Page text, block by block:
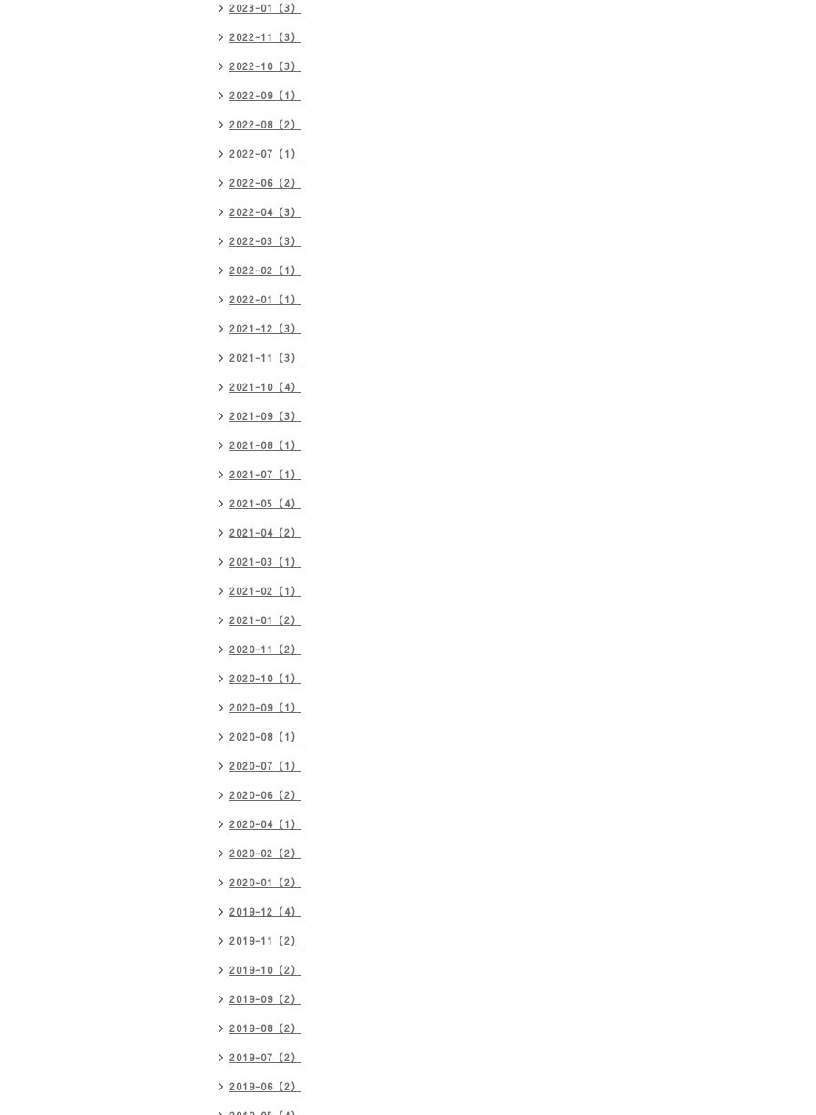
2023-01（3）
2022-11（3）
2022-10（3）
2022-09（1）
2022-08（2）
2022-07（1）
2022-06（2）
2022-04（3）
2022-03（3）
2022-02（1）
2022-01（1）
2021-12（3）
2021-11（3）
2021-10（4）
2021-09（3）
2021-08（1）
2021-07（1）
2021-05（4）
2021-04（2）
2021-03（1）
2021-02（1）
2021-01（2）
2020-11（2）
2020-10（1）
2020-09（1）
2020-08（1）
2020-07（1）
2020-06（2）
2020-04（1）
2020-02（2）
2020-01（2）
2019-12（4）
2019-11（2）
2019-10（2）
2019-09（2）
2019-08（2）
2019-07（2）
2019-06（2）